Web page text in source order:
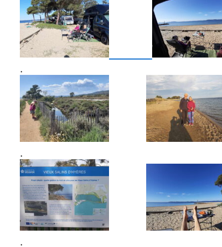
.
.
.